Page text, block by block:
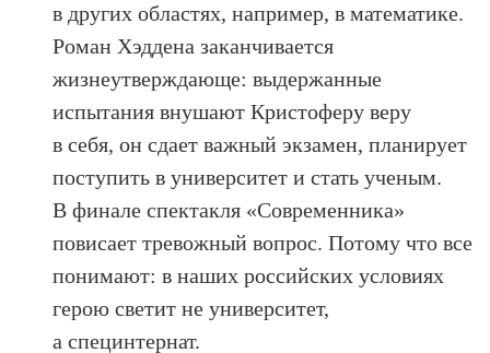
в других областях, например, в математике.
Роман Хэддена заканчивается
жизнеутверждающе: выдержанные
испытания внушают Кристоферу веру
в себя, он сдает важный экзамен, планирует
поступить в университет и стать ученым.
В финале спектакля «Современника»
повисает тревожный вопрос. Потому что все
понимают: в наших российских условиях
герою светит не университет,
а специнтернат.